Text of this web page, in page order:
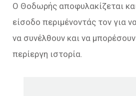
Ο Θοδωρής αποφυλακίζεται και
είσοδο περιμένοντάς τον για
να συνέλθουν και να
περίεργη ιστορία.